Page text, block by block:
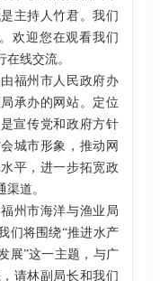
主持人竹君。我们
欢迎您在观看我们
线交流。
福州市人民政府办
承办的网站。定位
宣传党和政府方针
城市形象，推动网
平，进一步拓宽政
道。
州市海洋与渔业局
们将围绕“推进水产
展”这一主题，与广
请林副局长和我们